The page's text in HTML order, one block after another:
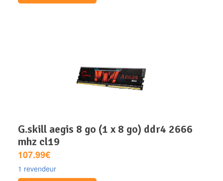
g.skill aegis 8 go (1 x 8 go) ddr4 2666
mhz cl19
107.99€
1 revendeur